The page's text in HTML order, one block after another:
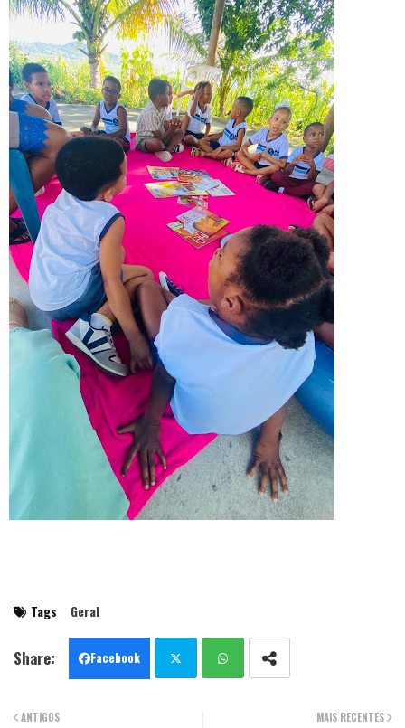
Tags Geral
Facebook
MAIS RECENTES
ANTIGOS